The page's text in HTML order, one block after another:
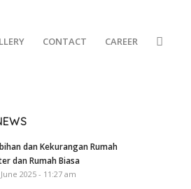
CONTACT CAREER
dan Kekurangan Rumah
dan Rumah Biasa
2025 - 11:27 am